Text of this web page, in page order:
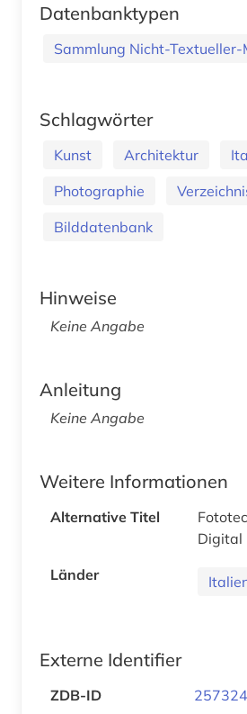
Datenbanktypen
Sammlung Nicht-
Schlagwörter
Kunst Architektur
Photographie
Bilddatenbank
Hinweise
Keine Angabe
Anleitung
Keine Angabe
Weitere Informationen
Alternative Titel
Digital
Länder
Externe Identifier
ZDB-ID